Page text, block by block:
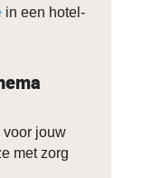
in een hotel-
voor jouw
met zorg